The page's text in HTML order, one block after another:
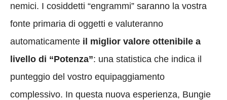
nemici. I cosiddetti “engrammi” saranno la vostra
fonte primaria di oggetti e valuteranno
automaticamente il miglior valore ottenibile a
livello di “Potenza”: una statistica che indica il
punteggio del vostro equipaggiamento
complessivo. In questa nuova esperienza, Bungie